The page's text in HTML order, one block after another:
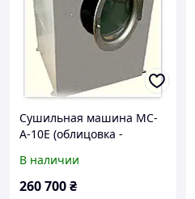
Сушильная машина МС-
А-10Е (облицовка -
В наличии
260 700₴